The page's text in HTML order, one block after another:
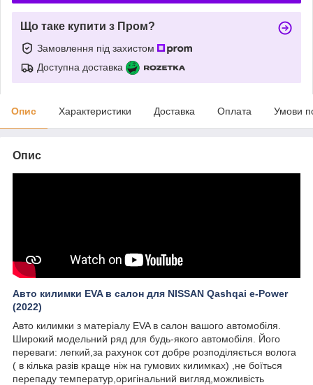
Що таке купити з Пром?
Замовлення під захистом
Доступна доставка
Опис Характеристики Доставка Оплата Умови
Опис
Авто килимки EVA в салон для NISSAN Qashqai e-Power
(2022)
Авто килимки з матеріалу EVA в салон вашого автомобіля.
Широкий модельний ряд для будь-якого автомобіля. Його
переваги: легкий,за рахунок сот добре розподіляється волога
( в кілька разів краще ніж на гумових килимках) ,не боїться
перепаду температур,оригінальний вигляд,можливість